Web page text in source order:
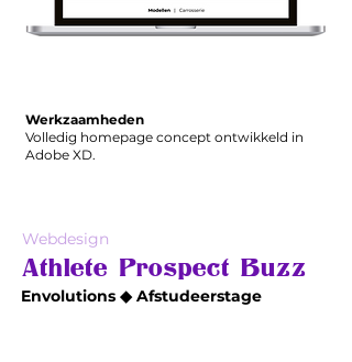
Werkzaamheden
Volledig homepage concept ontwikkeld in
Adobe XD.
Webdesign
Athlete Prospect Buzz
Envolutions ◆ Afstudeerstage